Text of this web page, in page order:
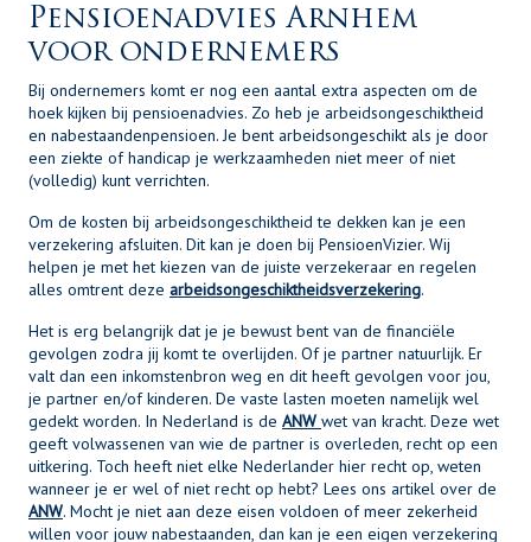
Pensioenadvies Arnhem
voor ondernemers
Bij ondernemers komt er nog een aantal extra aspecten om de
hoek kijken bij pensioenadvies. Zo heb je arbeidsongeschiktheid
en nabestaandenpensioen. Je bent arbeidsongeschikt als je door
een ziekte of handicap je werkzaamheden niet meer of niet
(volledig) kunt verrichten.
Om de kosten bij arbeidsongeschiktheid te dekken kan je een
verzekering afsluiten. Dit kan je doen bij PensioenVizier. Wij
helpen je met het kiezen van de juiste verzekeraar en regelen
alles omtrent deze arbeidsongeschiktheidsverzekering.
Het is erg belangrijk dat je je bewust bent van de financiële
gevolgen zodra jij komt te overlijden. Of je partner natuurlijk. Er
valt dan een inkomstenbron weg en dit heeft gevolgen voor jou,
je partner en/of kinderen. De vaste lasten moeten namelijk wel
gedekt worden. In Nederland is de ANW wet van kracht. Deze wet
geeft volwassenen van wie de partner is overleden, recht op een
uitkering. Toch heeft niet elke Nederlander hier recht op, weten
wanneer je er wel of niet recht op hebt? Lees ons artikel over de
ANW. Mocht je niet aan deze eisen voldoen of meer zekerheid
willen voor jouw nabestaanden, dan kan je een eigen verzekering